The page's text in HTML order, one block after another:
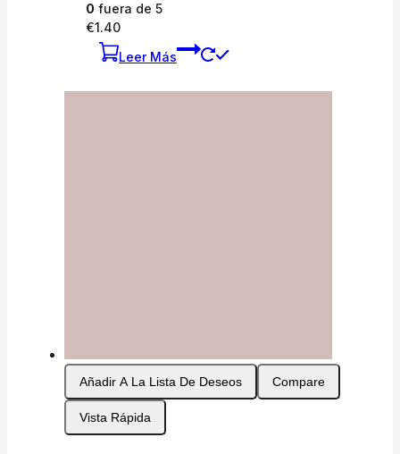
0 fuera de 5
€1.40
Leer Más
Añadir A La Lista De Deseos Compare
Vista Rápida